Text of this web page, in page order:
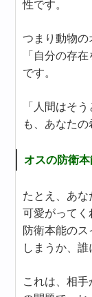
性です。
つまり動物の
「自分の存
です。
「人間はそ
も、あなたの
オスの防衛
たとえ、あ
可愛がって
防衛本能の
しまうか、誰
これは、相